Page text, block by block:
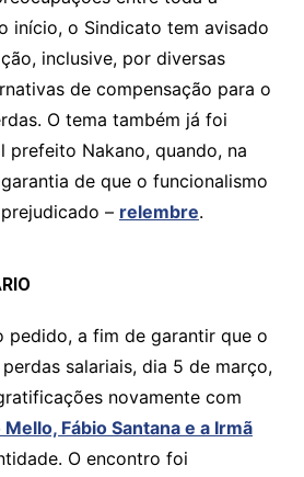
k
início, o Sindicato tem avisado
inclusive, por diversas
de compensação para o
O tema também já foi
Nakano, quando, na
de que o funcionalismo
– relembre.
pedido, a fim de garantir que o
salariais, dia 5 de março,
novamente com
Fábio Santana e a Irmã
O encontro foi